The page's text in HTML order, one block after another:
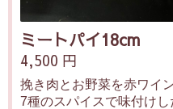
ミートパイ18cm
4,500 円
挽き肉とお野菜を赤ワイ
7種のスパイスで味付けし